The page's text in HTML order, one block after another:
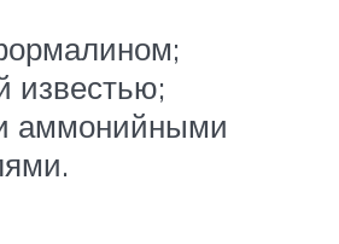
известью;
аммонийными